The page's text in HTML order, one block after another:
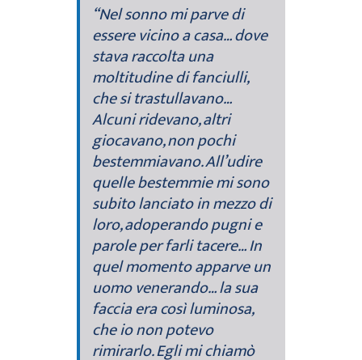
“Nel sonno mi parve di
essere vicino a casa… dove
stava raccolta una
moltitudine di fanciulli,
che si trastullavano…
Alcuni ridevano, altri
giocavano, non pochi
bestemmiavano. All’udire
quelle bestemmie mi sono
subito lanciato in mezzo di
loro, adoperando pugni e
parole per farli tacere… In
quel momento apparve un
uomo venerando… la sua
faccia era così luminosa,
che io non potevo
rimirarlo. Egli mi chiamò